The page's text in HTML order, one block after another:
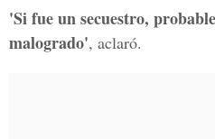
'Si fue un secuestro,
malogrado', aclaró.